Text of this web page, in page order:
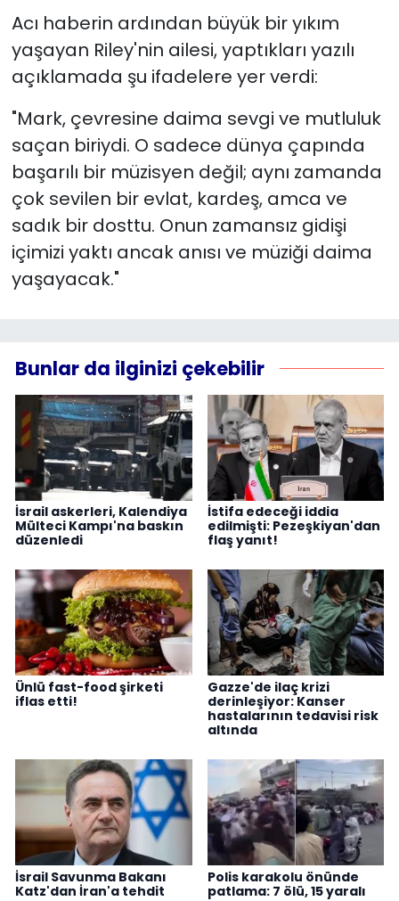
Acı haberin ardından büyük bir yıkım
yaşayan Riley'nin ailesi, yaptıkları yazılı
açıklamada şu ifadelere yer verdi:
"Mark, çevresine daima sevgi ve mutluluk
saçan biriydi. O sadece dünya çapında
başarılı bir müzisyen değil; aynı zamanda
çok sevilen bir evlat, kardeş, amca ve
sadık bir dosttu. Onun zamansız gidişi
içimizi yaktı ancak anısı ve müziği daima
yaşayacak."
Bunlar da ilginizi çekebilir
İsrail askerleri, Kalendiya
Mülteci Kampı'na baskın
düzenledi
İstifa edeceği iddia
edilmişti: Pezeşkiyan'dan
flaş yanıt!
Ünlü fast-food şirketi
iflas etti!
Gazze'de ilaç krizi
derinleşiyor: Kanser
hastalarının tedavisi risk
altında
İsrail Savunma Bakanı
Katz'dan İran'a tehdit
Polis karakolu önünde
patlama: 7 ölü, 15 yaralı